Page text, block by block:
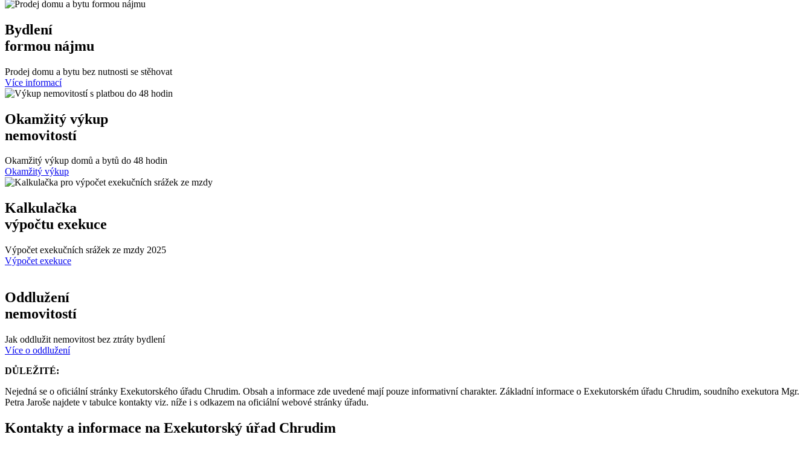
Bydlení
formou nájmu
Prodej domu a bytu bez nutnosti se stěhovat
Více informací
Okamžitý výkup
nemovitostí
Okamžitý výkup domů a bytů do 48 hodin
Okamžitý výkup
Kalkulačka
výpočtu exekuce
Výpočet exekučních srážek ze mzdy 2025
Výpočet exekuce
Oddlužení
nemovitostí
Jak oddlužit nemovitost bez ztráty bydlení
Více o oddlužení
DŮLEŽITÉ:
Nejedná se o oficiální stránky Exekutorského úřadu Chrudim. Obsah a informace zde uvedené mají pouze informativní charakter. Základní informace o Exekutorském úřadu Chrudim, soudního exekutora Mgr.
Petra Jaroše najdete v tabulce kontakty viz. níže i s odkazem na oficiální webové stránky úřadu.
Kontakty a informace na Exekutorský úřad Chrudim